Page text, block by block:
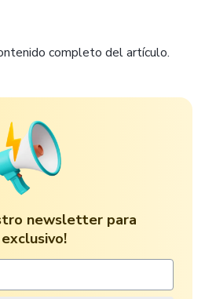
completo del artículo.
newsletter para